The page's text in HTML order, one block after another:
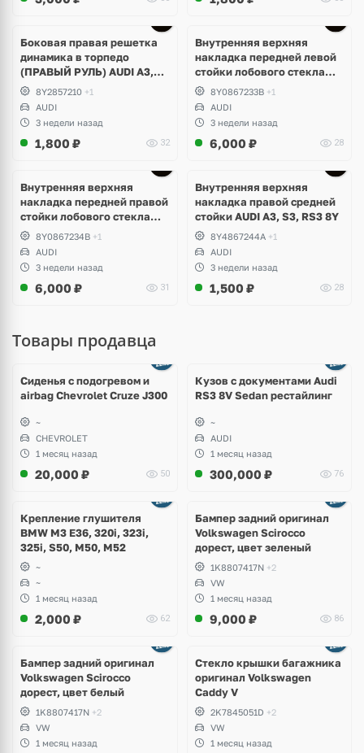
Боковая правая решетка
динамика в торпедо
(ПРАВЫЙ РУЛЬ) AUDI A3,
S3, RS3 8Y
8Y2857210 +1
AUDI
3 недели назад
1,800 ₽ 32
Внутренняя верхняя
накладка передней левой
стойки лобового стекла
AUDI A3, S3, RS3 8Y
8Y0867233B +1
AUDI
3 недели назад
6,000 ₽ 28
Внутренняя верхняя
накладка передней правой
стойки лобового стекла
AUDI A3, S3, RS3 8Y
8Y0867234B +1
AUDI
3 недели назад
6,000 ₽ 31
Внутренняя верхняя
накладка правой средней
стойки AUDI A3, S3, RS3 8Y
8Y4867244A +1
AUDI
3 недели назад
1,500 ₽ 28
Товары продавца
Сиденья с подогревом и
airbag Chevrolet Cruze J300
~
CHEVROLET
1 месяц назад
20,000 ₽ 50
Кузов с документами Audi
RS3 8V Sedan рестайлинг
~
AUDI
1 месяц назад
300,000 ₽ 76
Крепление глушителя
BMW M3 E36, 320i, 323i,
325i, S50, M50, M52
~
~
1 месяц назад
2,000 ₽ 62
Бампер задний оригинал
Volkswagen Scirocco
дорест, цвет зеленый
1K8807417N +2
VW
1 месяц назад
9,000 ₽ 86
Бампер задний оригинал
Volkswagen Scirocco
дорест, цвет белый
1K8807417N +2
VW
1 месяц назад
Стекло крышки багажника
оригинал Volkswagen
Caddy V
2K7845051D +2
VW
1 месяц назад